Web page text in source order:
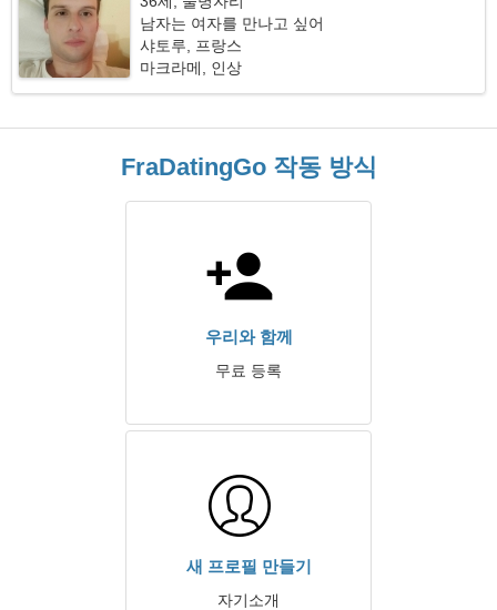
남자는 여자를 만나고 싶어
샤토루, 프랑스
마크라메, 인상
FraDatingGo 작동 방식
우리와 함께
무료 등록
새 프로필 만들기
자기소개